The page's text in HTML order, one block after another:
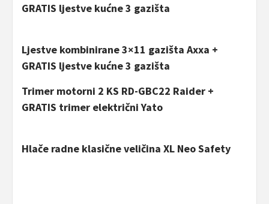
GRATIS ljestve kućne 3 gazišta
Ljestve kombinirane 3×11 gazišta Axxa +
GRATIS ljestve kućne 3 gazišta
Trimer motorni 2 KS RD-GBC22 Raider +
GRATIS trimer električni Yato
Hlače radne klasične veličina XL Neo Safety